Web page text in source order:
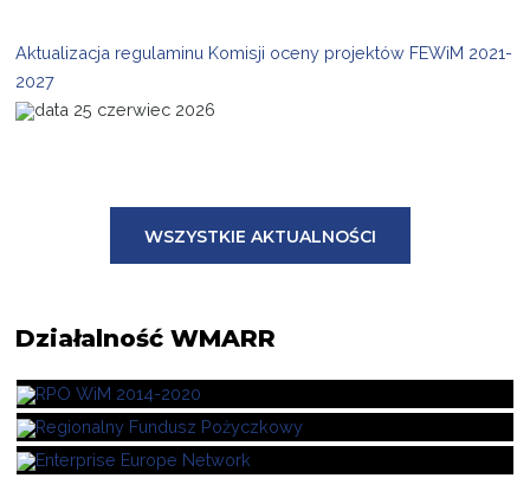
Aktualizacja regulaminu Komisji oceny projektów FEWiM 2021-
2027
25 czerwiec 2026
WSZYSTKIE AKTUALNOŚCI
DziałalnośćWMARR